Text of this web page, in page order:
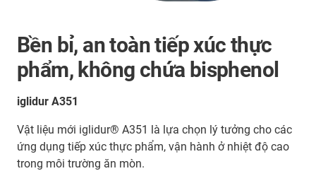
Bền bỉ, an toàn tiếp xúc thực
phẩm, không chứa bisphenol
iglidur A351
Vật liệu mới iglidur® A351 là lựa chọn lý tưởng cho các
ứng dụng tiếp xúc thực phẩm, vận hành ở nhiệt độ cao
trong môi trường ăn mòn.